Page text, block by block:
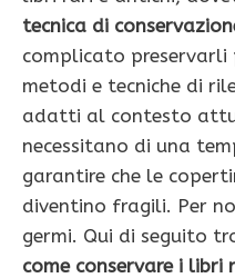
tecnica di
complicato preservarli
metodi e tecniche di
adatti al contesto
necessitano di una
garantire che le
diventino fragili. Per
germi. Qui di seguito
come conservare i libri